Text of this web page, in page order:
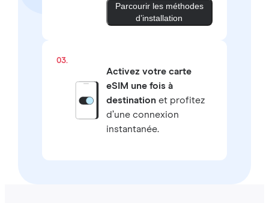
Parcourir les méthodes
d’installation
03.
Activez votre carte
eSIM une fois à
destinationet profitez
d’une connexion
instantanée.